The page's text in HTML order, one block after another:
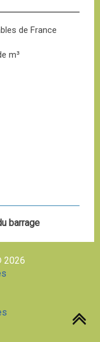
de France
m³
barrage
2026